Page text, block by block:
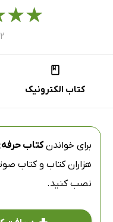
★
★
۱۲
کتاب الکترونیک
برای خواندنکتاب
هزاران کتاب و کتاب
نصب کنید.